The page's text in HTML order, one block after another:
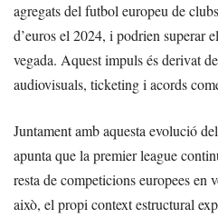
agregats del futbol europeu de
d’euros el 2024, i podrien superar
vegada. Aquest impuls és derivat
audiovisuals, ticketing i acords
Juntament amb aquesta evolució
apunta que la premier league
resta de competicions europees en
això, el propi context estructural